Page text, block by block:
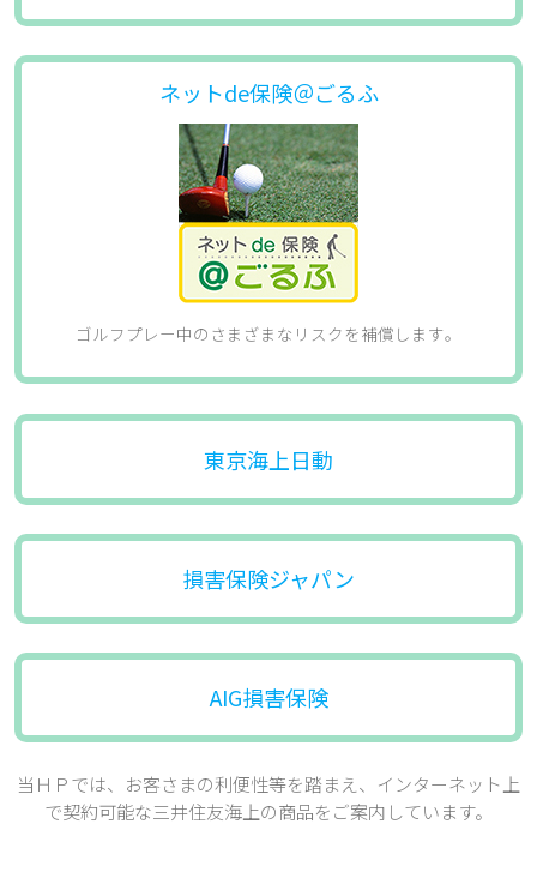
ネットde保険＠ごるふ
ゴルフプレー中のさまざまなリスクを補償します​。
東京海上日動
損害保険ジャパン
AIG損害保険
当ＨＰでは、お客さまの利便性等を踏まえ、インターネット上
で契約可能な三井住友海上の商品をご案内しています。